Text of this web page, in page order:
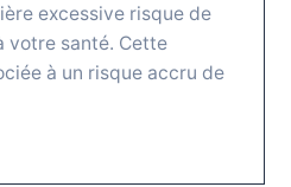
excessive risque de
votre santé. Cette
à un risque accru de